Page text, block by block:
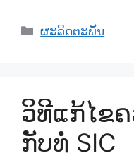
ຫມວດ
ຜະລິດຕະພັນ
ວິທີແກ້ໄຂ
ກັບທໍ່ SIC